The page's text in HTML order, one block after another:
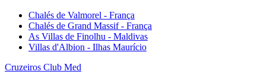
Chalés de Valmorel - França
Chalés de Grand Massif - França
As Villas de Finolhu - Maldivas
Villas d'Albion - Ilhas Maurício
Cruzeiros Club Med